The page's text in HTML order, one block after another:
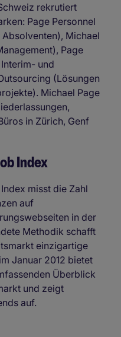
rekrutiert
Page Personnel
Michael
Page
und
(Lösungen
Michael Page
in Zürich, Genf
Index
misst die Zahl
auf
in der
Methodik schafft
einzigartige
Januar 2012 bietet
Überblick
und zeigt
auf.